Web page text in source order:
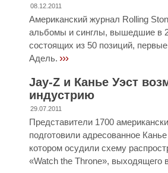
08.12.2011
Американский журнал Rolling
альбомы и синглы, вышедшие в
состоящих из 50 позиций,
Адель. ›››
Jay-Z и Канье Уэст
индустрию
29.07.2011
Представители 1700
подготовили адресованное
котором осудили схему
«Watch the Throne», выходящего